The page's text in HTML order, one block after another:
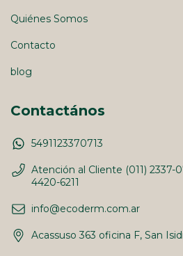
Quiénes Somos
Contacto
blog
Contactános
5491123370713
Atención al Cliente (011) 2337-
4420-6211
info@ecoderm.com.ar
Acassuso 363 oficina F, San